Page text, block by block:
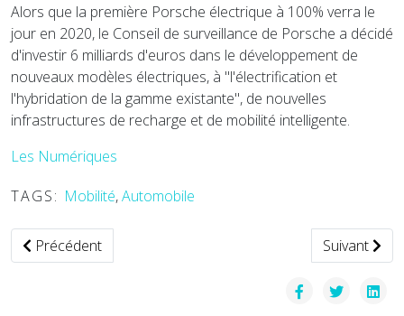
Alors que la première Porsche électrique à 100% verra le
jour en 2020, le Conseil de surveillance de Porsche a décidé
d'investir 6 milliards d'euros dans le développement de
nouveaux modèles électriques, à "l'électrification et
l'hybridation de la gamme existante", de nouvelles
infrastructures de recharge et de mobilité intelligente.
Les Numériques
TAGS: Mobilité,Automobile
Article précédent : Uber annonce une baisse de 25% de
Précédent Article
Suivant